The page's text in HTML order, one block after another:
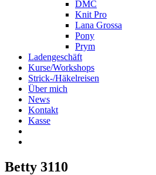
DMC
Knit Pro
Lana Grossa
Pony
Prym
Ladengeschäft
Kurse/Workshops
Strick-/Häkelreisen
Über mich
News
Kontakt
Kasse
Betty 3110